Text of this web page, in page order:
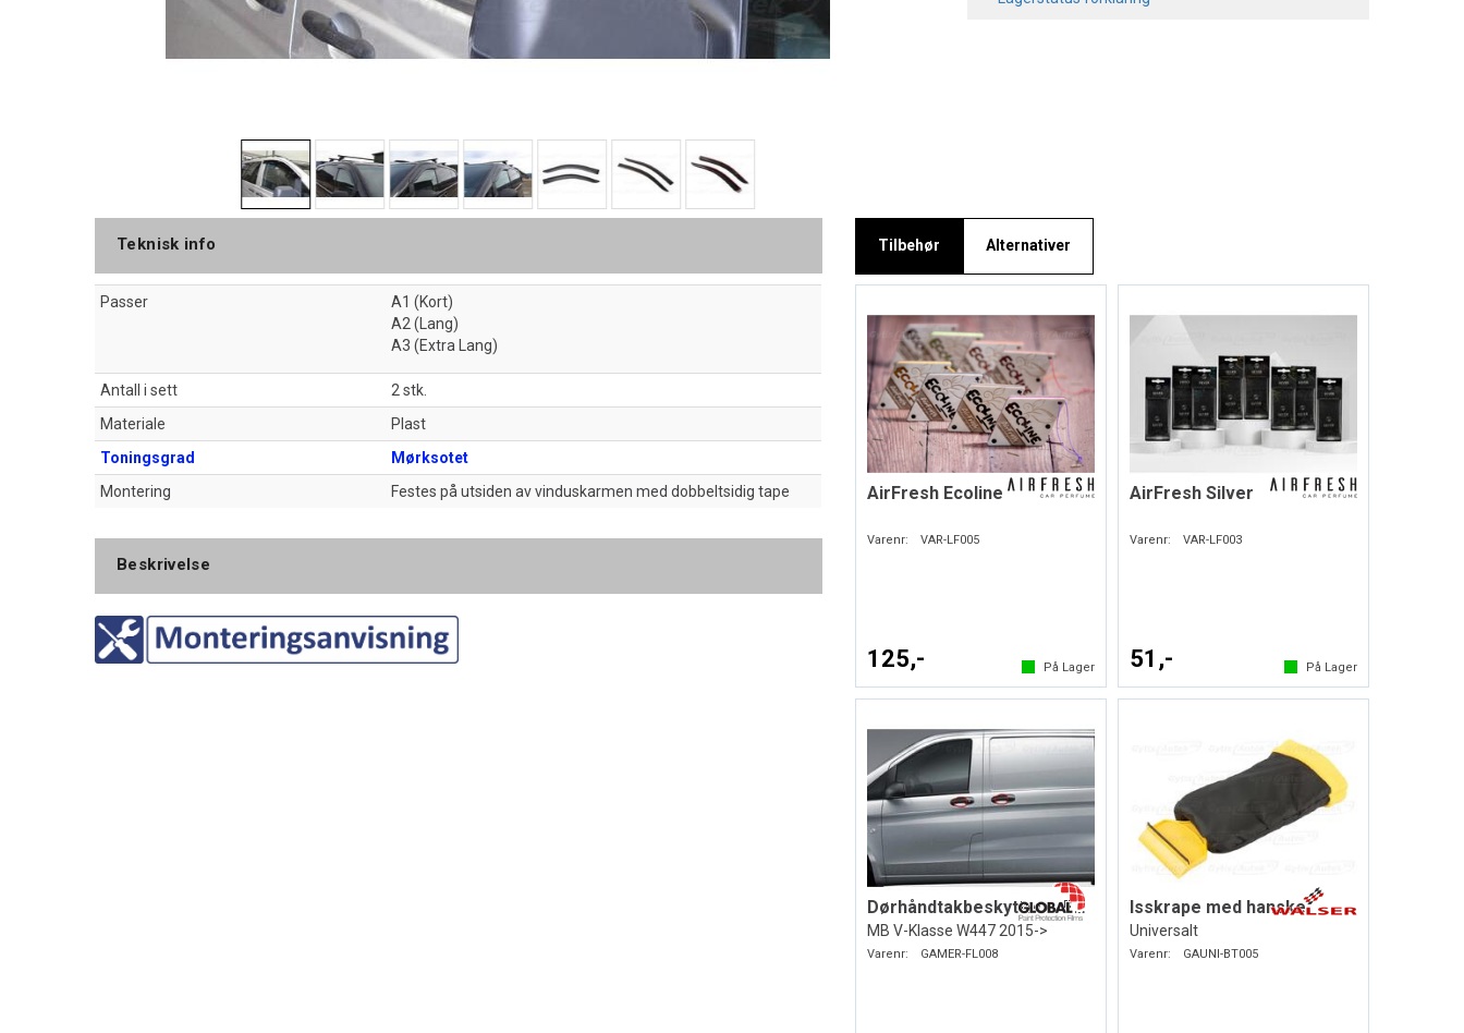
Teknisk info
Passer
A1 (Kort)
A2 (Lang)
A3 (Extra Lang)
Antall i sett
2 stk.
Materiale
Plast
Toningsgrad
Mørksotet
Montering
Festes på utsiden av vinduskarmen med dobbeltsidig tape
Beskrivelse
Tilbehør Alternativer
AirFresh Ecoline
Varenr: VAR-LF005
125,- På Lager
AirFresh Silver
Varenr: VAR-LF003
51,- På Lager
Dørhåndtakbeskyttere. Folie. PPF
MB V-Klasse W447 2015->
Varenr: GAMER-FL008
Isskrape med hanske
Universalt
Varenr: GAUNI-BT005